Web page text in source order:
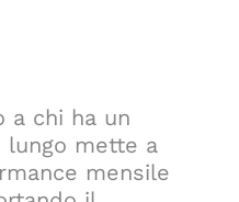
a chi ha un
lungo mette a
mensile